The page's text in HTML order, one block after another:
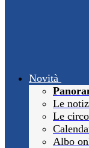
Novità
Le
Le
Albo